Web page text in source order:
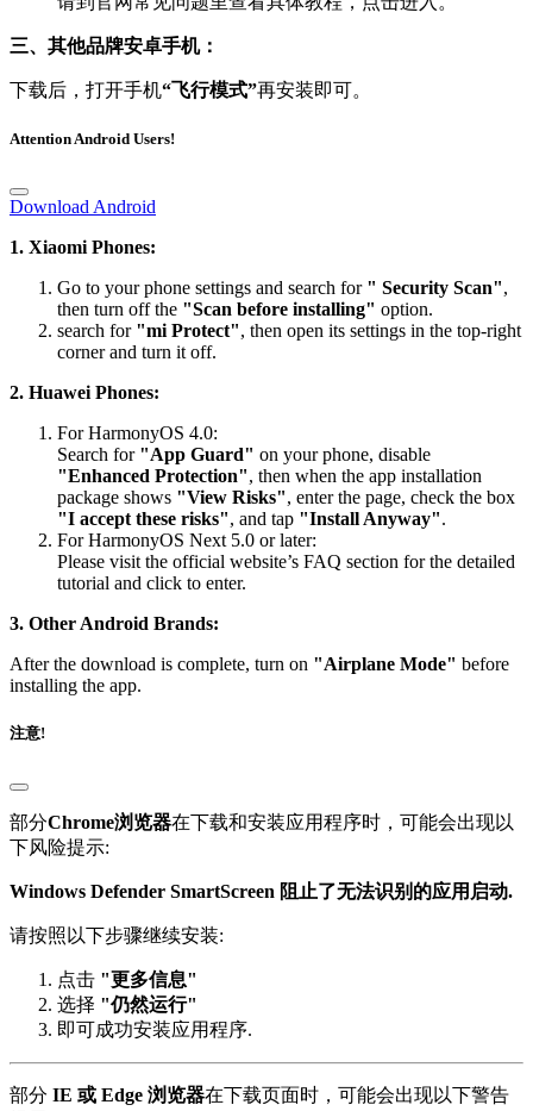
三、其他品牌安卓手机：
下载后，打开手机“飞行模式”再安装即可。
Attention Android Users!
Download Android
1. Xiaomi Phones:
Go to your phone settings and search for " Security Scan",
then turn off the "Scan before installing" option.
search for "mi Protect", then open its settings in the top-right
corner and turn it off.
2. Huawei Phones:
For HarmonyOS 4.0:
Search for "App Guard" on your phone, disable
"Enhanced Protection", then when the app installation
package shows "View Risks", enter the page, check the box
"I accept these risks", and tap "Install Anyway".
For HarmonyOS Next 5.0 or later:
Please visit the official website’s FAQ section for the detailed
tutorial and click to enter.
3. Other Android Brands:
After the download is complete, turn on "Airplane Mode" before
installing the app.
注意!
部分Chrome浏览器在下载和安装应用程序时，可能会出现以
下风险提示:
Windows Defender SmartScreen 阻止了无法识别的应用启动.
请按照以下步骤继续安装:
点击 "更多信息"
选择 "仍然运行"
即可成功安装应用程序.
部分 IE 或 Edge 浏览器在下载页面时，可能会出现以下警告